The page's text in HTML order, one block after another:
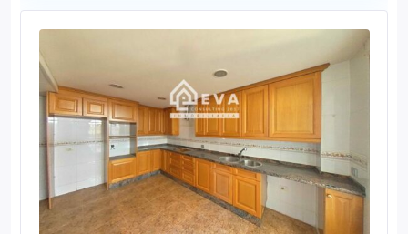
0 Castellón/Castelló